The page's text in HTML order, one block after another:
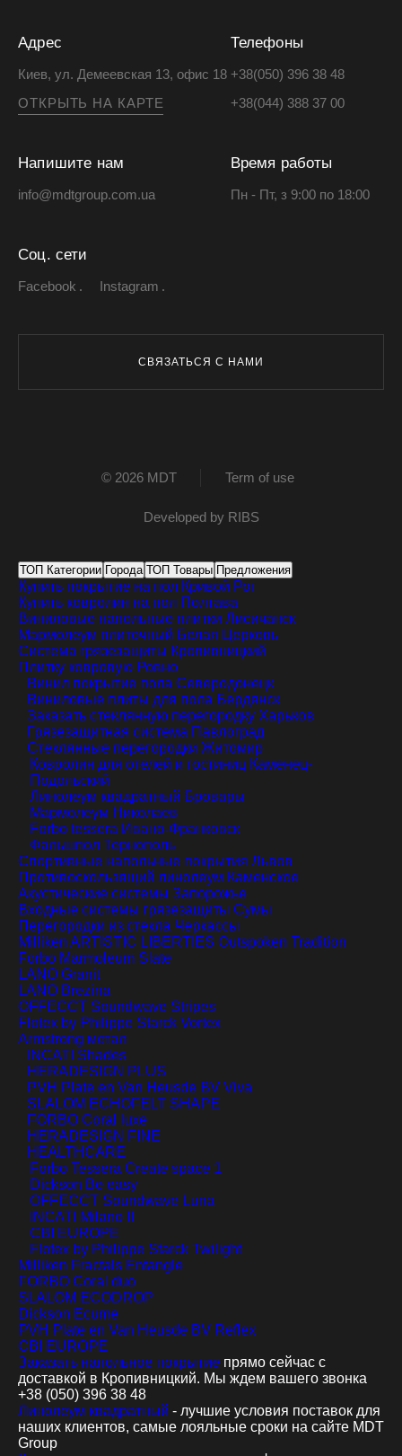
Адрес
Киев, ул. Демеевская 13, офис 18
ОТКРЫТЬ НА КАРТЕ
Телефоны
+38(050) 396 38 48
+38(044) 388 37 00
Напишите нам
info@mdtgroup.com.ua
Время работы
Пн - Пт, з 9:00 по 18:00
Соц. сети
Facebook Instagram
СВЯЗАТЬСЯ С НАМИ
© 2026 MDT Term of use
Developed by RIBS
ТОП Категории Города ТОП Товары Предложения
Купить покрытие на пол Кривой Рог
Купить ковролин на пол Полтава
Виниловые напольные плитки Лисичанск
Мармолеум плиточный Белая Церковь
Система грязезащиты Кропивницкий
Плитку ковровую Ровно
Винил покрытие пола Северодонецк
Виниловые плиты для пола Бердянск
Заказать стеклянную перегородку Харьков
Грязезащитная система Павлоград
Стеклянные перегородки Житомир
Ковролин для отелей и гостиниц Каменец-
Подольский
Линолеум квадратный Бровары
Мармолеум Николаев
Forbo tessera Ивано-Франковск
Фальшпол Тернополь
Спортивные напольные покрытия Львов
Противоскользящий линолеум Каменское
Акустические системы Запорожье
Входные системы грязезащиты Сумы
Перегородки из стекла Черкассы
Milliken ARTISTIC LIBERTIES Outspoken Tradition
Forbo Marmoleum Slate
LANO Granit
LANO Brezina
OFFECCT Soundwave Stripes
Flotex by Philippe Starck Vortex
Armstrong метал
INCATI Shades
HERADESIGN PLUS
PVH Plate en Van Heusde BV Viva
SLALOM ECHOFELT SHAPE
FORBO Coral luxe
HERADESIGN FINE
HEALTHCARE
Forbo Tessera Create space 1
Dickson Be easy
OFFECCT Soundwave Luna
INCATI Milano II
CBI EUROPE
Flotex by Philippe Starck Twilight
Milliken Fractals Entangle
FORBO Coral duo
SLALOM ECODROP
Dickson Ecume
PVH Plate en Van Heusde BV Reflex
CBI EUROPE
Заказать напольное покрытие прямо сейчас с
доставкой в Кропивницкий. Мы ждем вашего звонка
+38 (050) 396 38 48
Линолеум квадратный - лучшие условия поставок для
наших клиентов, самые лояльные сроки на сайте MDT
Group